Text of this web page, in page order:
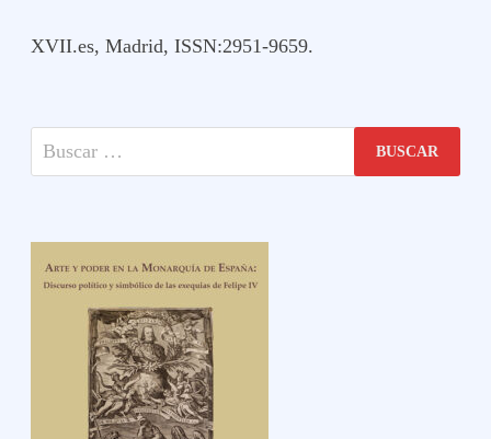
XVII.es, Madrid, ISSN:2951-9659.
Buscar: